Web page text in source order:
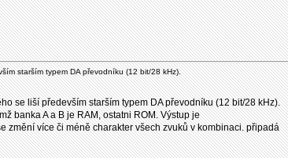
starším typem DA převodníku (12 bit/28 kHz).
se liší především starším typem DA převodníku (12 bit/28 kHz).
banka A a B je RAM, ostatni ROM. Výstup je
více či méně charakter všech zvuků v kombinaci. připadá